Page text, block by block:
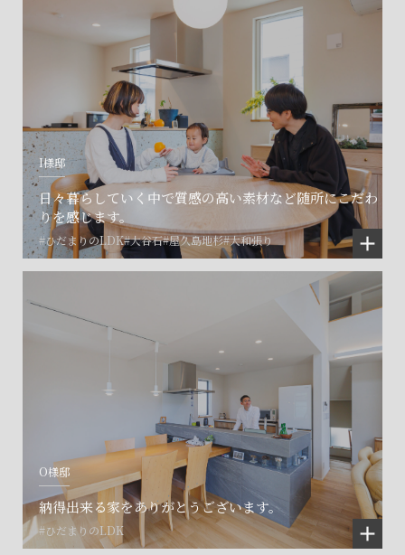
I様邸
日々暮らしていく中で質感の高い素材など随所にこだわ
りを感じます。
#ひだまりのLDK#大谷石#屋久島地杉#大和張り
O様邸
納得出来る家をありがとうございます。
#ひだまりのLDK
ご相談はこちら
©SET inc.